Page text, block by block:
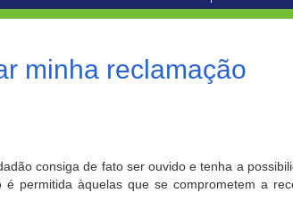
minha reclamação
consiga de fato ser ouvido e tenha a
permitida àquelas que se comprometem a